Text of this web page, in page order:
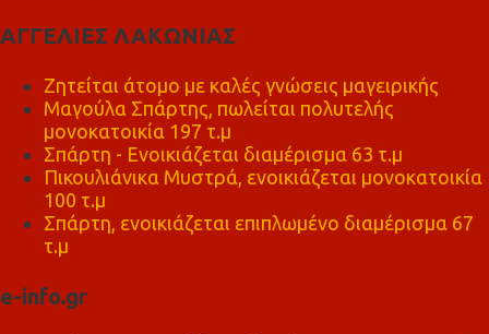
ΑΓΓΕΛΙΕΣ ΛΑΚΩΝΙΑΣ
Ζητείται άτομο με καλές γνώσεις μαγειρικής
Μαγούλα Σπάρτης, πωλείται πολυτελής
μονοκατοικία 197 τ.μ
Σπάρτη - Ενοικιάζεται διαμέρισμα 63 τ.μ
Πικουλιάνικα Μυστρά, ενοικιάζεται μονοκατοικία
100 τ.μ
Σπάρτη, ενοικιάζεται επιπλωμένο διαμέρισμα 67
τ.μ
e-info.gr